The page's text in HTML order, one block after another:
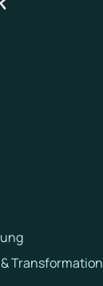
Transformation